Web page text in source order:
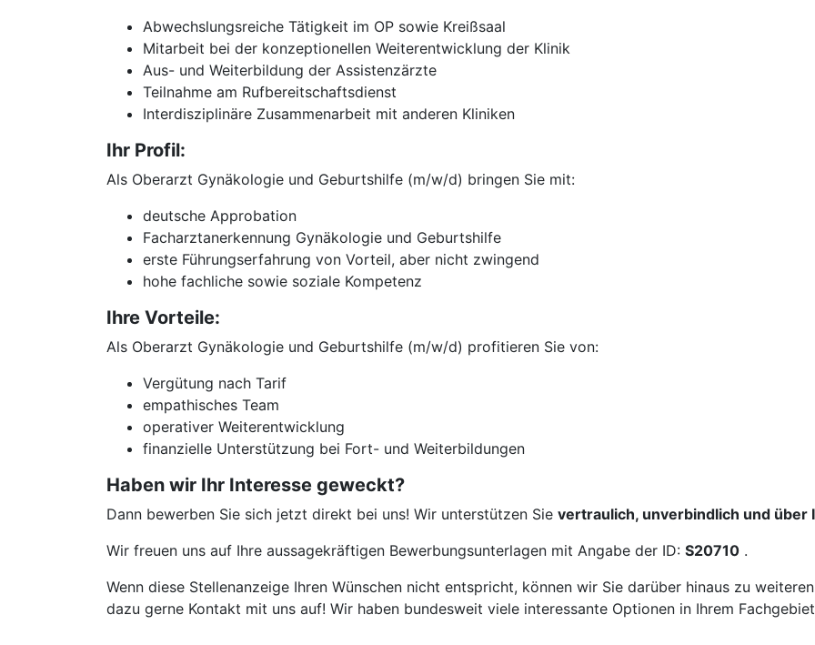
Abwechslungsreiche Tätigkeit im OP sowie Kreißsaal
Mitarbeit bei der konzeptionellen Weiterentwicklung der Klinik
Aus- und Weiterbildung der Assistenzärzte
Teilnahme am Rufbereitschaftsdienst
Interdisziplinäre Zusammenarbeit mit anderen Kliniken
Ihr Profil:
Als Oberarzt Gynäkologie und Geburtshilfe (m/w/d) bringen Sie mit:
deutsche Approbation
Facharztanerkennung Gynäkologie und Geburtshilfe
erste Führungserfahrung von Vorteil, aber nicht zwingend
hohe fachliche sowie soziale Kompetenz
Ihre Vorteile:
Als Oberarzt Gynäkologie und Geburtshilfe (m/w/d) profitieren Sie von:
Vergütung nach Tarif
empathisches Team
operativer Weiterentwicklung
finanzielle Unterstützung bei Fort- und Weiterbildungen
Haben wir Ihr Interesse geweckt?
Dann bewerben Sie sich jetzt direkt bei uns! Wir unterstützen Sie vertraulich, unverbindlich und über
Wir freuen uns auf Ihre aussagekräftigen Bewerbungsunterlagen mit Angabe der ID: S20710 .
Wenn diese Stellenanzeige Ihren Wünschen nicht entspricht, können wir Sie darüber hinaus zu
dazu gerne Kontakt mit uns auf! Wir haben bundesweit viele interessante Optionen in Ihrem